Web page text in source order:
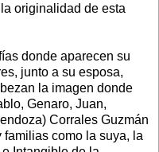
originalidad de esta
donde aparecen su
junto a su esposa,
la imagen donde
Genaro, Juan,
Corrales Guzmán
como la suya, la